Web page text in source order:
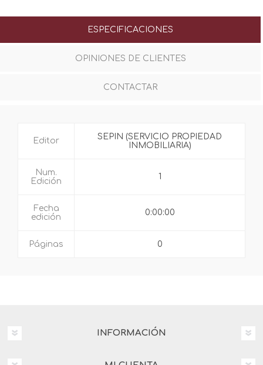
ESPECIFICACIONES
OPINIONES DE CLIENTES
CONTACTAR
Editor
SEPIN (SERVICIO PROPIEDAD
INMOBILIARIA)
Num.
Edición
1
Fecha
edición
0:00:00
Páginas 0
INFORMACIÓN